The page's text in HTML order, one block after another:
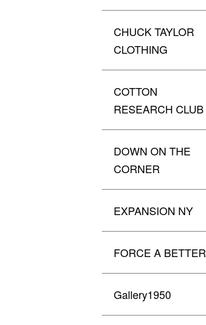
CHUCK TAYLOR
CLOTHING
COTTON
RESEARCH CLUB
DOWN ON THE
CORNER
EXPANSION NY
FORCE A BETTER
Gallery1950